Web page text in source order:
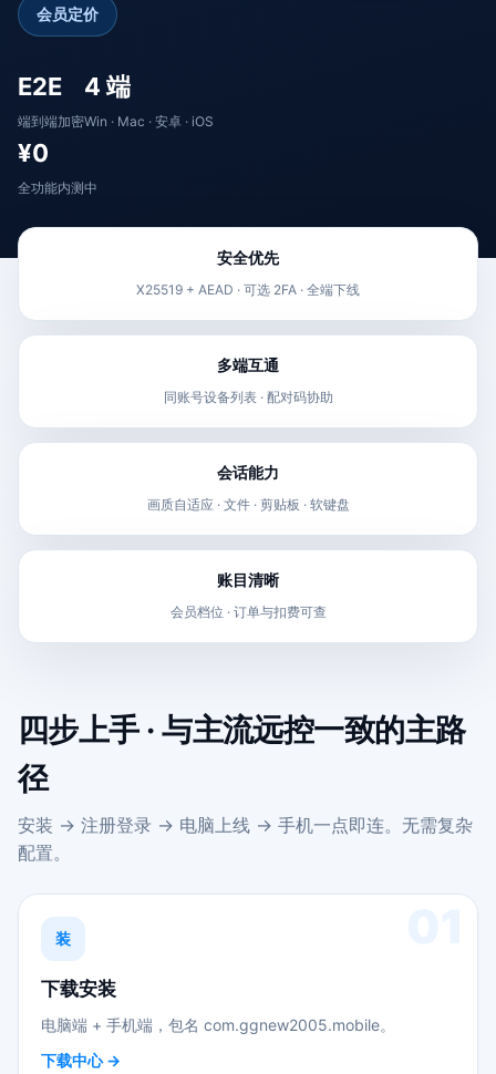
会员定价
E2E
端到端加密
4 端
Win · Mac · 安卓 · iOS
¥0
全功能内测中
安全优先
X25519 + AEAD · 可选 2FA · 全端下线
多端互通
同账号设备列表 · 配对码协助
会话能力
画质自适应 · 文件 · 剪贴板 · 软键盘
账目清晰
会员档位 · 订单与扣费可查
四步上手 · 与主流远控一致的主路
径
安装 → 注册登录 → 电脑上线 → 手机一点即连。无需复杂
配置。
装
下载安装
电脑端 + 手机端，包名 com.ggnew2005.mobile。
下载中心 →